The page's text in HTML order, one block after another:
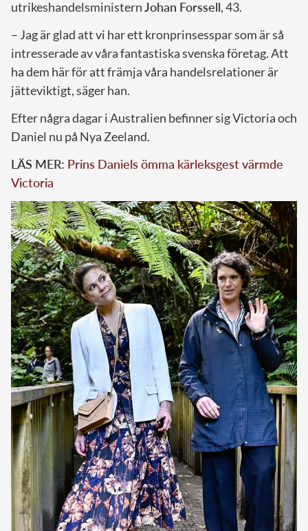
utrikeshandelsministernJohan Forssell, 43.
– Jag är glad att vi har ett kronprinsesspar som är så
intresserade av våra fantastiska svenska företag. Att
ha dem här för att främja våra handelsrelationer är
jätteviktigt, säger han.
Efter några dagar i Australien befinner sig Victoria och
Daniel nu på Nya Zeeland.
LÄS MER: Prins Daniels ömma kärleksgest värmde
Victoria